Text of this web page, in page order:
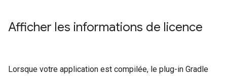
Afficher les informations de licence
Lorsque votre application est compilée, le plug-in Gradle